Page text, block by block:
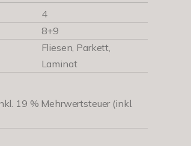
4
8+9
Fliesen, Parkett,
Laminat
19 % Mehrwertsteuer (inkl.